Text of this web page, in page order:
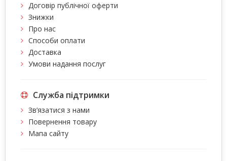
Договір публічної оферти
Знижки
Про нас
Способи оплати
Доставка
Умови надання послуг
Служба підтримки
Зв’язатися з нами
Повернення товару
Мапа сайту